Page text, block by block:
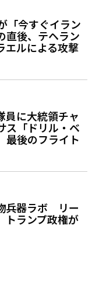
「今すぐイラン
直後、テヘラン
エルによる攻撃
員に大統領チャ
「ドリル・ベ
最後のフライト
兵器ラボ リー
トランプ政権が